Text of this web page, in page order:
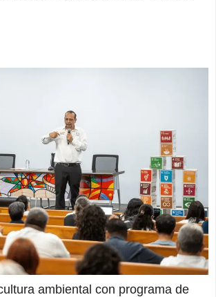
ambiental con programa de